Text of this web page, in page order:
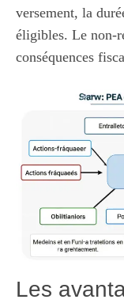
versement, la
éligibles. Le non-
conséquences
Les